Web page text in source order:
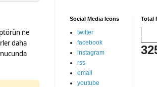
ne
daha
Social Media Icons
twitter
facebook
instagram
rss
email
youtube
Total